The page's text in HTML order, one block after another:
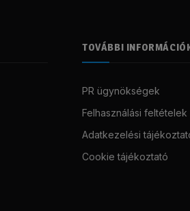
TOVÁBBI
PR ügynökségek
Felhasználási feltételek
Adatkezelési
Cookie tájékoztató